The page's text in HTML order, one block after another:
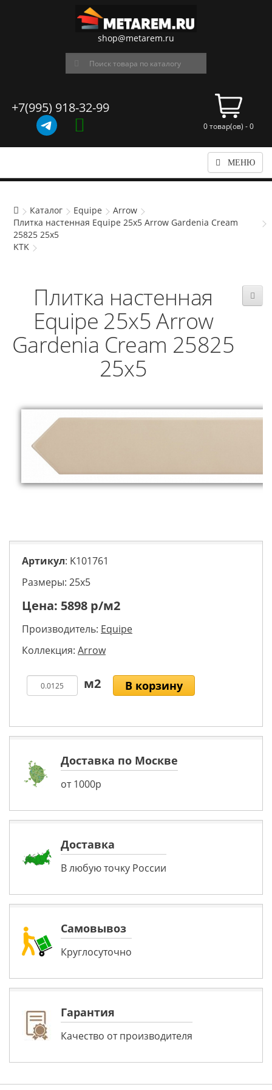
shop@metarem.ru
+7(995) 918-32-99
0 товар(ов) - 0
МЕНЮ
Каталог Equipe
Arrow
Плитка настенная Equipe 25x5 Arrow Gardenia Cream
25825 25x5
KTK
Плитка настенная
Equipe 25x5 Arrow
Gardenia Cream 25825
25x5
Артикул: K101761
Размеры: 25х5
Цена: 5898 р/м2
Производитель: Equipe
Коллекция: Arrow
В корзину
Доставка по Москве
от 1000р
Доставка
В любую точку России
Самовывоз
Круглосуточно
Гарантия
Качество от производителя